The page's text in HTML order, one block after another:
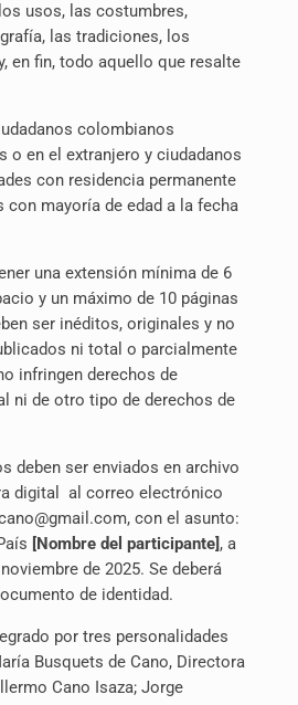
usos, las costumbres,
las tradiciones, los
en fin, todo aquello que resalte
colombianos
o en el extranjero y ciudadanos
con residencia permanente
con mayoría de edad a la fecha
una extensión mínima de 6
y un máximo de 10 páginas
ser inéditos, originales y no
ni total o parcialmente
infringen derechos de
ni de otro tipo de derechos de
deben ser enviados en archivo
digital
al correo electrónico
con el asunto:
[Nombre del participante], a
de 2025. Se deberá
de identidad.
por tres personalidades
Busquets de Cano, Directora
Cano Isaza; Jorge